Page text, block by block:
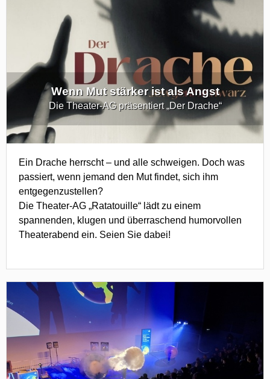
Wenn Mut stärker ist als Angst
Die Theater-AG präsentiert „Der Drache“
Ein Drache herrscht – und alle schweigen. Doch was
passiert, wenn jemand den Mut findet, sich ihm
entgegenzustellen?
Die Theater-AG „Ratatouille“ lädt zu einem
spannenden, klugen und überraschend humorvollen
Theaterabend ein. Seien Sie dabei!